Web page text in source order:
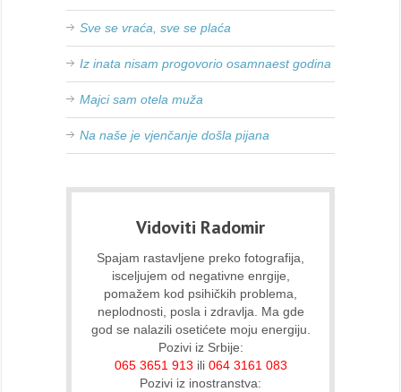
Sve se vraća, sve se plaća
Iz inata nisam progovorio osamnaest godina
Majci sam otela muža
Na naše je vjenčanje došla pijana
Vidoviti Radomir
Spajam rastavljene preko fotografija,
isceljujem od negativne enrgije,
pomažem kod psihičkih problema,
neplodnosti, posla i zdravlja. Ma gde
god se nalazili osetićete moju energiju.
Pozivi iz Srbije:
065 3651 913 ili 064 3161 083
Pozivi iz inostranstva: